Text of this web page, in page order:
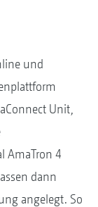
und
Unit,
AmaTron 4
dann
angelegt. So